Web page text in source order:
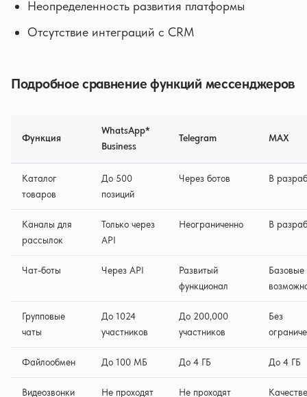
Неопределенность развития платформы
Отсутствие интеграций с CRM
Подробное сравнение функций мессенджеров
Функция
WhatsApp*
Business
Telegram MAX
Каталог
товаров
До 500
позиций
Через ботов В
Каналы для
рассылок
Только через
API
Неограниченно В
Чат-боты Через API
Развитый
функционал
Базовые
Групповые
чаты
До 1024
участников
До 200,000
участников
Без
Файлообмен До 100 МБ До 4 ГБ До 4 ГБ
Видеозвонки Не проходят Не проходят